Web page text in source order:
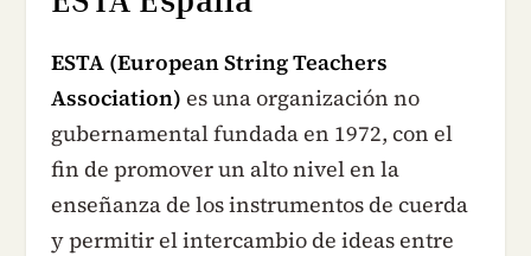
ESTA (European String Teachers
Association) es una organización no
gubernamental fundada en 1972, con el
fin de promover un alto nivel en la
enseñanza de los instrumentos de cuerda
y permitir el intercambio de ideas entre